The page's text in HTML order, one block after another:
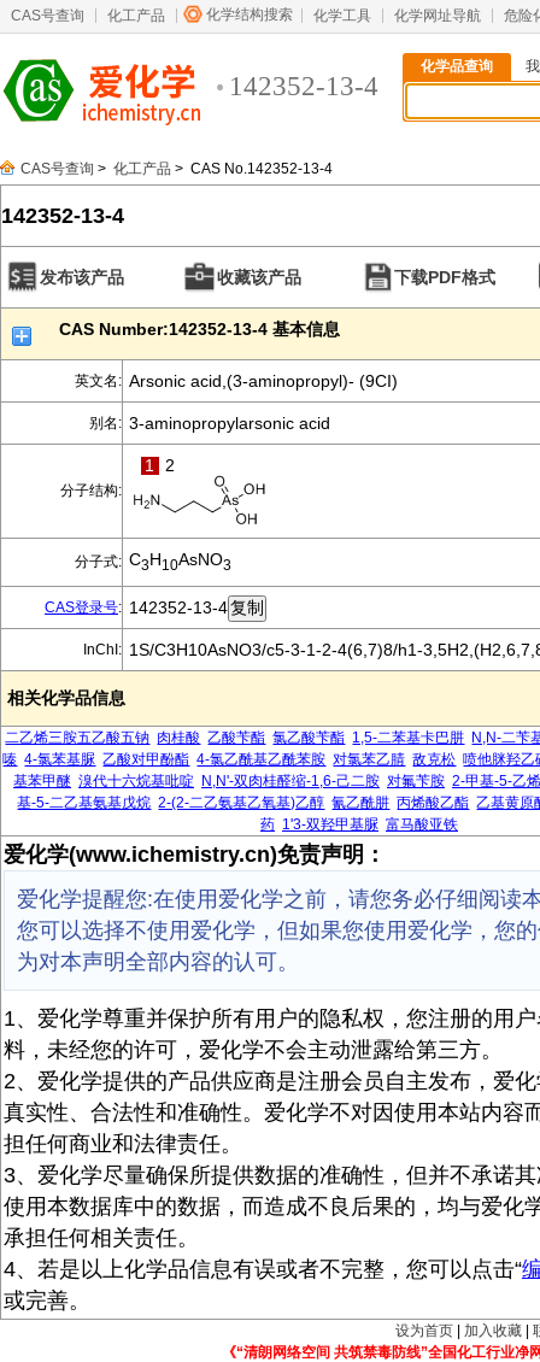
CAS号查询 化工产品 化学结构搜索 化学工具 化学网址导航 危险
142352-13-4
化学品查询
CAS号查询 > 化工产品 > CAS No.142352-13-4
142352-13-4
发布该产品 收藏该产品 下载PDF格式
CAS Number:142352-13-4 基本信息
英文名: Arsonic acid,(3-aminopropyl)- (9CI)
别名: 3-aminopropylarsonic acid
分子结构:
1 2
分子式: C3H10AsNO3
CAS登录号: 142352-13-4
InChI: 1S/C3H10AsNO3/c5-3-1-2-4(6,7)8/h1-
相关化学品信息
二乙烯三胺五乙酸五钠 肉桂酸 乙酸苄酯 氯乙酸苄酯 1,5-二苯基卡巴肼 N,N-二苄
嗪 4-氯苯基脲 乙酸对甲酚酯 4-氯乙酰基乙酰苯胺 对氯苯乙腈 敌克松 喷他脒羟乙
基苯甲醚 溴代十六烷基吡啶 N,N'-双肉桂醛缩-1,6-己二胺 对氟苄胺 2-甲基-5-乙
基-5-二乙基氨基戊烷 2-(2-二乙氨基乙氧基)乙醇 氰乙酰肼 丙烯酸乙酯 乙基黄原
药 1'3-双羟甲基脲 富马酸亚铁
爱化学(www.ichemistry.cn)免责声明：
爱化学提醒您:在使用爱化学之前，请您务必仔细阅读
您可以选择不使用爱化学，但如果您使用爱化学，您
为对本声明全部内容的认可。
1、爱化学尊重并保护所有用户的隐私权，您注册的用
料，未经您的许可，爱化学不会主动泄露给第三方。
2、爱化学提供的产品供应商是注册会员自主发布，爱
真实性、合法性和准确性。爱化学不对因使用本站内容
担任何商业和法律责任。
3、爱化学尽量确保所提供数据的准确性，但并不承诺
使用本数据库中的数据，而造成不良后果的，均与爱化
承担任何相关责任。
4、若是以上化学品信息有误或者不完整，您可以点击“
或完善。
设为首页 加入收藏
《“清朗网络空间 共筑禁毒防线”全国化工行业净